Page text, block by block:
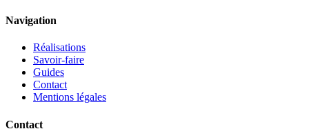
Navigation
Réalisations
Savoir-faire
Guides
Contact
Mentions légales
Contact